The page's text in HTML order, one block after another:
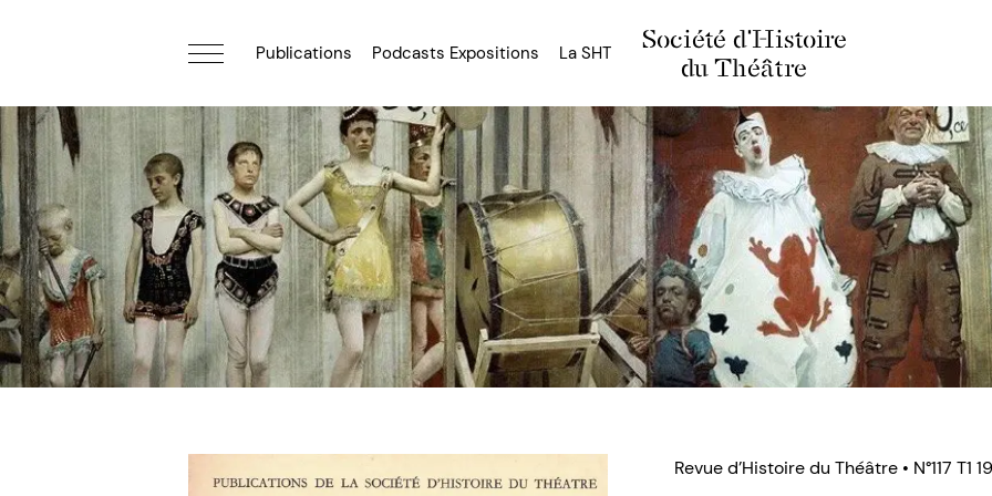
Société d'Histoire
du Théâtre
Publications Podcasts Expositions La SHT
Revue d’Histoire du Théâtre • N°117 T1